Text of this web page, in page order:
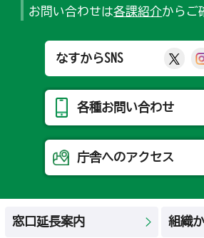
お問い合わせは各課紹介からご
なすからSNS
各種お問い合わせ
庁舎へのアクセス
窓口延長案内 組織